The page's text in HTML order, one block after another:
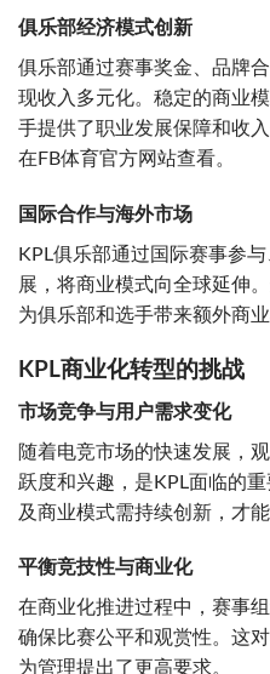
俱乐部经济模式创新
俱乐部通过赛事奖金、品牌
现收入多元化。稳定的商业
手提供了职业发展保障和收
在FB体育官方网站查看。
国际合作与海外市场
KPL俱乐部通过国际赛事参
展，将商业模式向全球延伸
为俱乐部和选手带来额外商业
KPL商业化转型的挑战
市场竞争与用户需求变化
随着电竞市场的快速发展，
跃度和兴趣，是KPL面临的
及商业模式需持续创新，才能
平衡竞技性与商业化
在商业化推进过程中，赛事
确保比赛公平和观赏性。这
为管理提出了更高要求。